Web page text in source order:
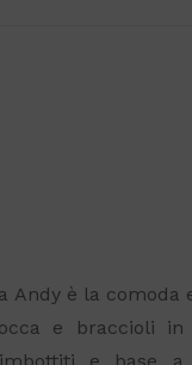
Andy è la
e braccioli
e base